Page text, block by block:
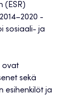
(ESR)
-
sosiaali- ja
ovat
sekä
esihenkilöt ja